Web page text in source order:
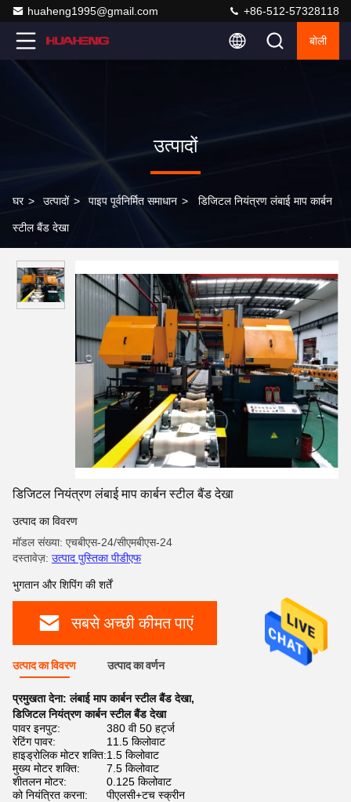
huaheng1995@gmail.com +86-512-57328118
बोली
उत्पादों
घर > उत्पादों > पाइप पूर्वनिर्मित समाधान > डिजिटल नियंत्रण लंबाई माप कार्बन
स्टील बैंड देखा
डिजिटल नियंत्रण लंबाई माप कार्बन स्टील बैंड देखा
उत्पाद का विवरण
मॉडल संख्या: एचबीएस-24/सीएमबीएस-24
दस्तावेज़: उत्पाद पुस्तिका पीडीएफ
भुगतान और शिपिंग की शर्तें
सबसे अच्छी कीमत पाएं
उत्पाद का विवरण उत्पाद का वर्णन
प्रमुखता देना:लंबाई माप कार्बन स्टील बैंड देखा,
डिजिटल नियंत्रण कार्बन स्टील बैंड देखा
पावर इनपुट:
380 वी 50 हर्ट्ज
रेटिंग पावर:
11.5 किलोवाट
हाइड्रोलिक मोटर शक्ति:1.5 किलोवाट
मुख्य मोटर शक्ति:
7.5 किलोवाट
शीतलन मोटर:
0.125 किलोवाट
को नियंत्रित करना:
पीएलसी+टच स्क्रीन